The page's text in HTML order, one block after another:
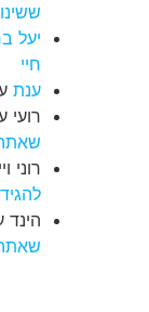
יעל
חיי
ענת
רועי
רוני
הינד